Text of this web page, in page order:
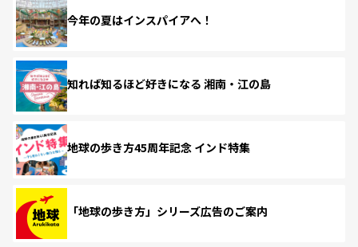
今年の夏はインスパイアへ！
知れば知るほど好きになる 湘南・江の島
地球の歩き方45周年記念 インド特集
「地球の歩き方」シリーズ広告のご案内